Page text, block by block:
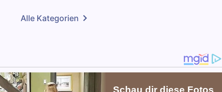
Alle Kategorien